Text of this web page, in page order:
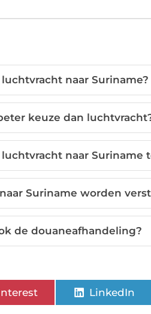
naar Suriname?
keuze dan
naar Suriname
Suriname worden
de douaneafhandeling?
LinkedIn